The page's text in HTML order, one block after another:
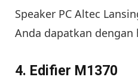
Speaker PC Altec
Anda dapatkan dengan
4. Edifier M1370